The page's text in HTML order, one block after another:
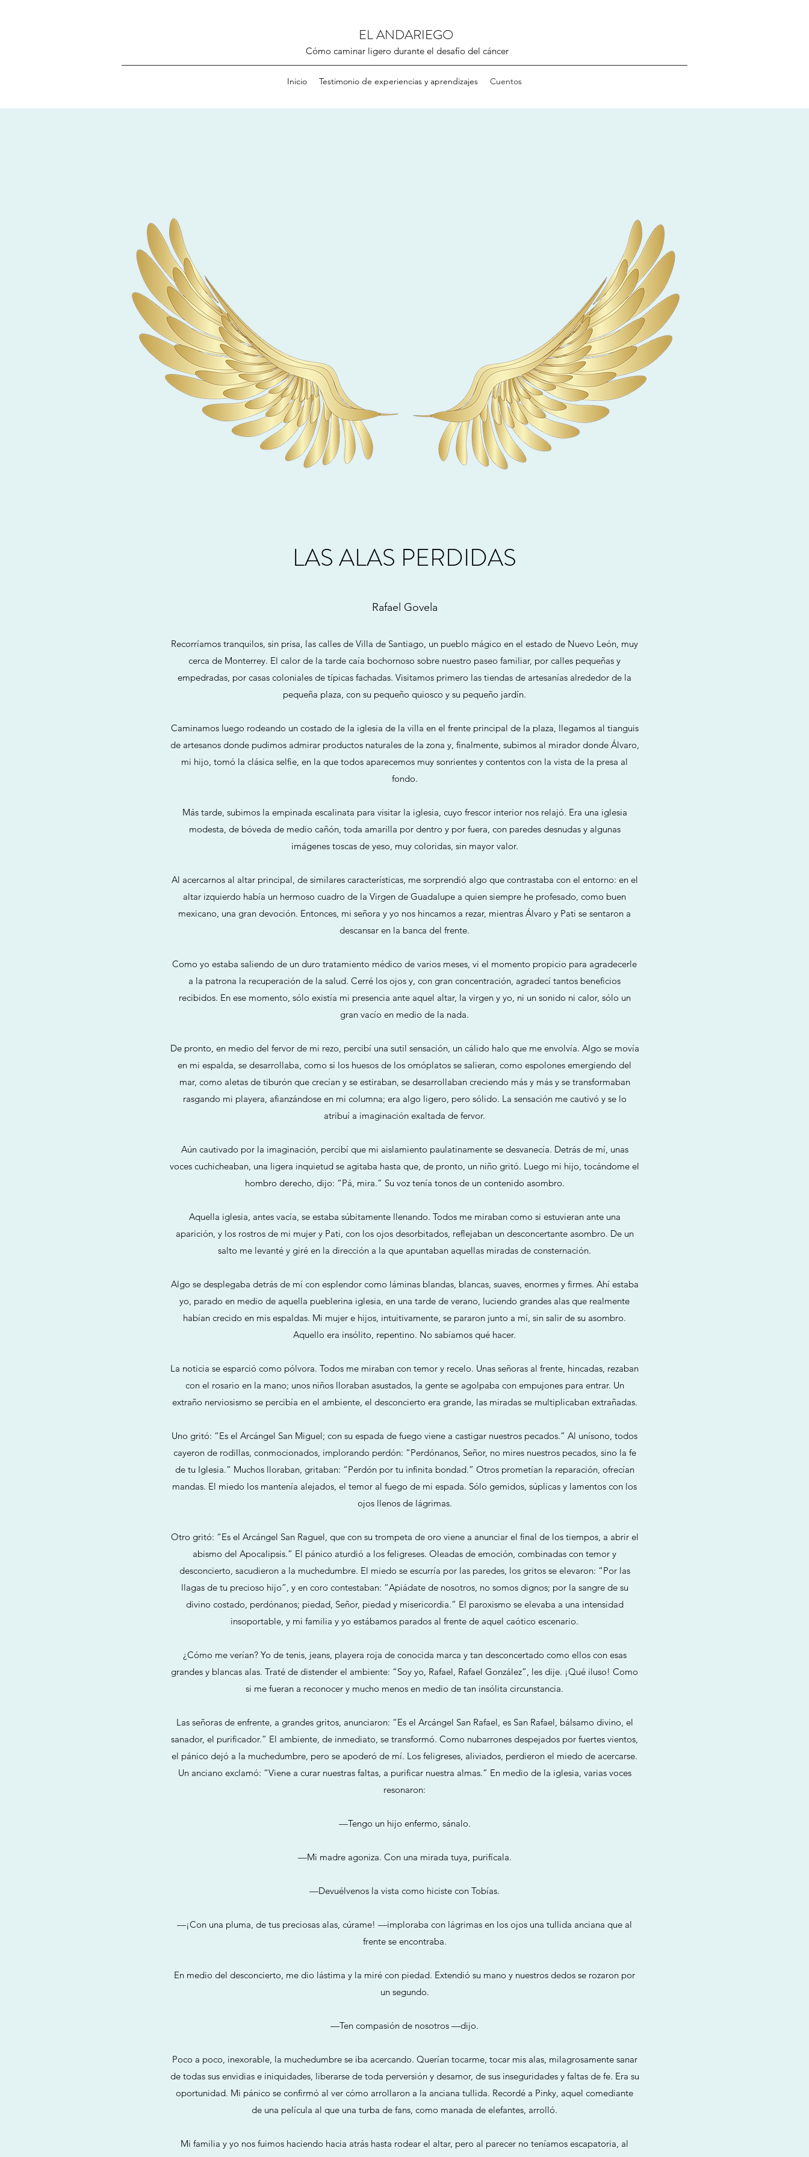
EL ANDARIEGO
Cómo caminar ligero durante el desafío del cáncer
Inicio Testimonio de experiencias y aprendizajes Cuentos
LAS ALAS PERDIDAS
Rafael Govela
Recorríamos tranquilos, sin prisa, las calles de Villa de Santiago, un pueblo mágico en el estado de Nuevo León, muy
cerca de Monterrey. El calor de la tarde caía bochornoso sobre nuestro paseo familiar, por calles pequeñas y
empedradas, por casas coloniales de típicas fachadas. Visitamos primero las tiendas de artesanías alrededor de la
pequeña plaza, con su pequeño quiosco y su pequeño jardín.
Caminamos luego rodeando un costado de la iglesia de la villa en el frente principal de la plaza, llegamos al tianguis
de artesanos donde pudimos admirar productos naturales de la zona y, finalmente, subimos al mirador donde Álvaro,
mi hijo, tomó la clásica selfie, en la que todos aparecemos muy sonrientes y contentos con la vista de la presa al
fondo.
Más tarde, subimos la empinada escalinata para visitar la iglesia, cuyo frescor interior nos relajó. Era una iglesia
modesta, de bóveda de medio cañón, toda amarilla por dentro y por fuera, con paredes desnudas y algunas
imágenes toscas de yeso, muy coloridas, sin mayor valor.
Al acercarnos al altar principal, de similares características, me sorprendió algo que contrastaba con el entorno: en el
altar izquierdo había un hermoso cuadro de la Virgen de Guadalupe a quien siempre he profesado, como buen
mexicano, una gran devoción. Entonces, mi señora y yo nos hincamos a rezar, mientras Álvaro y Pati se sentaron a
descansar en la banca del frente.
Como yo estaba saliendo de un duro tratamiento médico de varios meses, vi el momento propicio para agradecerle
a la patrona la recuperación de la salud. Cerré los ojos y, con gran concentración, agradecí tantos beneficios
recibidos. En ese momento, sólo existía mi presencia ante aquel altar, la virgen y yo, ni un sonido ni calor, sólo un
gran vacío en medio de la nada.
De pronto, en medio del fervor de mi rezo, percibí una sutil sensación, un cálido halo que me envolvía. Algo se movía
en mi espalda, se desarrollaba, como si los huesos de los omóplatos se salieran, como espolones emergiendo del
mar, como aletas de tiburón que crecían y se estiraban, se desarrollaban creciendo más y más y se transformaban
rasgando mi playera, afianzándose en mi columna; era algo ligero, pero sólido. La sensación me cautivó y se lo
atribuí a imaginación exaltada de fervor.
Aún cautivado por la imaginación, percibí que mi aislamiento paulatinamente se desvanecía. Detrás de mí, unas
voces cuchicheaban, una ligera inquietud se agitaba hasta que, de pronto, un niño gritó. Luego mi hijo, tocándome el
hombro derecho, dijo: “Pá, mira.” Su voz tenía tonos de un contenido asombro.
Aquella iglesia, antes vacía, se estaba súbitamente llenando. Todos me miraban como si estuvieran ante una
aparición, y los rostros de mi mujer y Pati, con los ojos desorbitados, reflejaban un desconcertante asombro. De un
salto me levanté y giré en la dirección a la que apuntaban aquellas miradas de consternación.
Algo se desplegaba detrás de mí con esplendor como láminas blandas, blancas, suaves, enormes y firmes. Ahí estaba
yo, parado en medio de aquella pueblerina iglesia, en una tarde de verano, luciendo grandes alas que realmente
habían crecido en mis espaldas. Mi mujer e hijos, intuitivamente, se pararon junto a mí, sin salir de su asombro.
Aquello era insólito, repentino. No sabíamos qué hacer.
La noticia se esparció como pólvora. Todos me miraban con temor y recelo. Unas señoras al frente, hincadas, rezaban
con el rosario en la mano; unos niños lloraban asustados, la gente se agolpaba con empujones para entrar. Un
extraño nerviosismo se percibía en el ambiente, el desconcierto era grande, las miradas se multiplicaban extrañadas.
Uno gritó: “Es el Arcángel San Miguel; con su espada de fuego viene a castigar nuestros pecados.” Al unísono, todos
cayeron de rodillas, conmocionados, implorando perdón: “Perdónanos, Señor, no mires nuestros pecados, sino la fe
de tu Iglesia.” Muchos lloraban, gritaban: “Perdón por tu infinita bondad.” Otros prometían la reparación, ofrecían
mandas. El miedo los mantenía alejados, el temor al fuego de mi espada. Sólo gemidos, súplicas y lamentos con los
ojos llenos de lágrimas.
Otro gritó: “Es el Arcángel San Raguel, que con su trompeta de oro viene a anunciar el final de los tiempos, a abrir el
abismo del Apocalipsis.” El pánico aturdió a los feligreses. Oleadas de emoción, combinadas con temor y
desconcierto, sacudieron a la muchedumbre. El miedo se escurría por las paredes, los gritos se elevaron: “Por las
llagas de tu precioso hijo”, y en coro contestaban: “Apiádate de nosotros, no somos dignos; por la sangre de su
divino costado, perdónanos; piedad, Señor, piedad y misericordia.” El paroxismo se elevaba a una intensidad
insoportable, y mi familia y yo estábamos parados al frente de aquel caótico escenario.
¿Cómo me verían? Yo de tenis, jeans, playera roja de conocida marca y tan desconcertado como ellos con esas
grandes y blancas alas. Traté de distender el ambiente: “Soy yo, Rafael, Rafael González”, les dije. ¡Qué iluso! Como
si me fueran a reconocer y mucho menos en medio de tan insólita circunstancia.
Las señoras de enfrente, a grandes gritos, anunciaron: “Es el Arcángel San Rafael, es San Rafael, bálsamo divino, el
sanador, el purificador.” El ambiente, de inmediato, se transformó. Como nubarrones despejados por fuertes vientos,
el pánico dejó a la muchedumbre, pero se apoderó de mí. Los feligreses, aliviados, perdieron el miedo de acercarse.
Un anciano exclamó: “Viene a curar nuestras faltas, a purificar nuestra almas.” En medio de la iglesia, varias voces
resonaron:
—Tengo un hijo enfermo, sánalo.
—Mi madre agoniza. Con una mirada tuya, purifícala.
—Devuélvenos la vista como hiciste con Tobías.
—¡Con una pluma, de tus preciosas alas, cúrame! —imploraba con lágrimas en los ojos una tullida anciana que al
frente se encontraba.
En medio del desconcierto, me dio lástima y la miré con piedad. Extendió su mano y nuestros dedos se rozaron por
un segundo.
—Ten compasión de nosotros —dijo.
Poco a poco, inexorable, la muchedumbre se iba acercando. Querían tocarme, tocar mis alas, milagrosamente sanar
de todas sus envidias e iniquidades, liberarse de toda perversión y desamor, de sus inseguridades y faltas de fe. Era su
oportunidad. Mi pánico se confirmó al ver cómo arrollaron a la anciana tullida. Recordé a Pinky, aquel comediante
de una película al que una turba de fans, como manada de elefantes, arrolló.
Mi familia y yo nos fuimos haciendo hacia atrás hasta rodear el altar, pero al parecer no teníamos escapatoria, al